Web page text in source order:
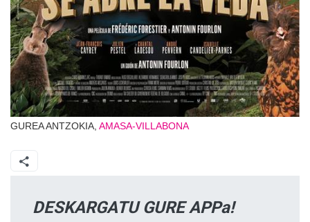
GUREA ANTZOKIA, AMASA-VILLABONA
DESKARGATU GURE APPa!